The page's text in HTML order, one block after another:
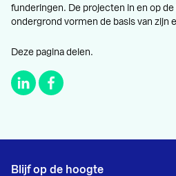
funderingen. De projecten in en op
ondergrond vormen de basis van zijn
Deze pagina delen.
Blijf op de hoogte